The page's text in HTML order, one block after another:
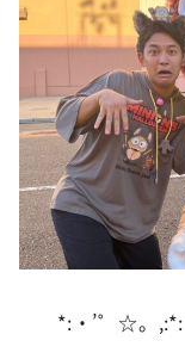
河合＆A.B.C-
（news おか
DAIGOも台
本日はダイア
朝だ！生です
教えて！ニュ
ＬＩＦＥ～夢
ポツンと一軒
*:・’゜☆。,:*: